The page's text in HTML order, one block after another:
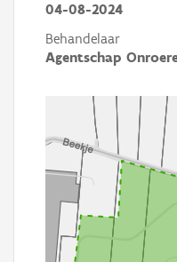
04-08-2024
Behandelaar
Agentschap